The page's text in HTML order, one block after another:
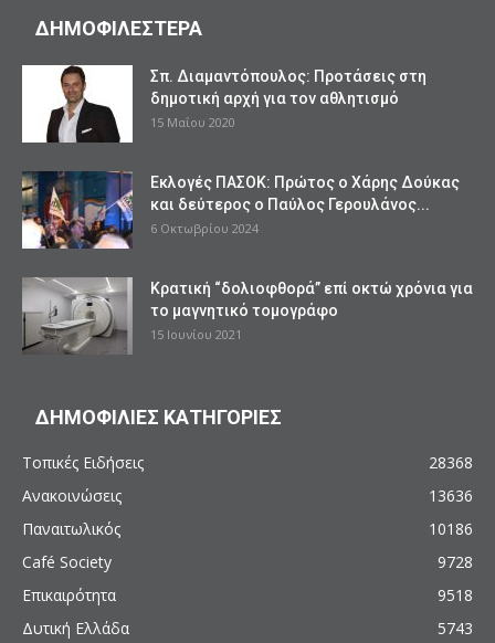
ΔΗΜΟΦΙΛΕΣΤΕΡΑ
Σπ. Διαμαντόπουλος: Προτάσεις στη
δημοτική αρχή για τον αθλητισμό
15 Μαΐου 2020
Εκλογές ΠΑΣΟΚ: Πρώτος ο Χάρης Δούκας
και δεύτερος ο Παύλος Γερουλάνος...
6 Οκτωβρίου 2024
Κρατική “δολιοφθορά” επί οκτώ χρόνια για
το μαγνητικό τομογράφο
15 Ιουνίου 2021
ΔΗΜΟΦΙΛΙΕΣ ΚΑΤΗΓΟΡΙΕΣ
Τοπικές Ειδήσεις
28368
Ανακοινώσεις
13636
Παναιτωλικός
10186
Café Society
9728
Επικαιρότητα
9518
Δυτική Ελλάδα
5743